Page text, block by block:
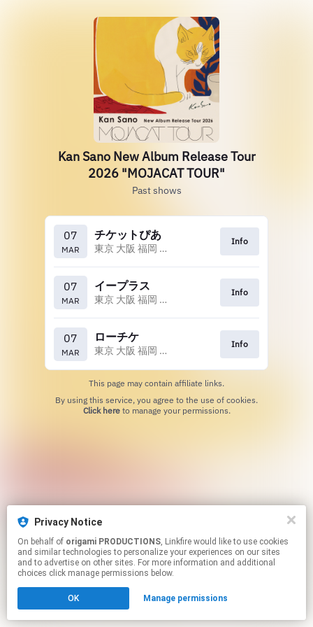
Privacy Notice
On behalf of origami PRODUCTIONS, Linkfire would like to use cookies
and similar technologies to personalize your experiences on our sites
and to advertise on other sites. For more information and additional
choices click manage permissions below.
OK Manage permissions
Kan Sano New Album Release Tour
2026 "MOJACAT TOUR"
Past shows
07
MAR
チケットぴあ
東京 大阪 福岡 札幌 名古屋 金沢
Info
07
MAR
イープラス
東京 大阪 福岡 札幌 名古屋 金沢
Info
07
MAR
ローチケ
東京 大阪 福岡 札幌 名古屋 金沢
Info
This page may contain affiliate links.
Click hereto manage your permissions.